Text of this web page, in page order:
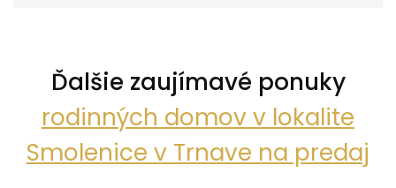
Ďalšie zaujímavé ponuky
rodinných domov v lokalite
Smolenice v Trnave na predaj